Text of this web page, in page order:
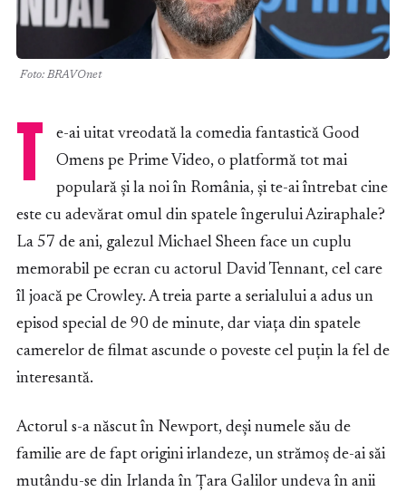
Foto: BRAVOnet
T
e-ai uitat vreodată la comedia fantastică Good
Omens pe Prime Video, o platformă tot mai
populară și la noi în România, și te-ai întrebat cine
este cu adevărat omul din spatele îngerului Aziraphale?
La 57 de ani, galezul Michael Sheen face un cuplu
memorabil pe ecran cu actorul David Tennant, cel care
îl joacă pe Crowley. A treia parte a serialului a adus un
episod special de 90 de minute, dar viața din spatele
camerelor de filmat ascunde o poveste cel puțin la fel de
interesantă.
Actorul s-a născut în Newport, deși numele său de
familie are de fapt origini irlandeze, un strămoș de-ai săi
mutându-se din Irlanda în Țara Galilor undeva în anii